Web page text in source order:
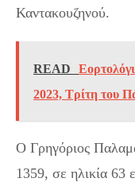
Καντακουζηνού.
READ
2023, Τρίτη του
Ο Γρηγόριος
1359, σε ηλικία 63